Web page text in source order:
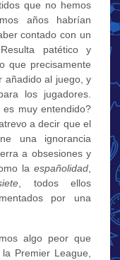
que no hemos
años habrían
contado con un
patético y
que precisamente
añadido al juego, y
los jugadores.
muy entendido?
a decir que el
una ignorancia
a obsesiones y
la españolidad
, todos ellos
por una
algo peor que
Premier League,